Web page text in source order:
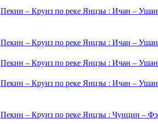
Пекин – Круиз по реке Янцзы : Ичан –
Пекин – Круиз по реке Янцзы : Ичан –
Пекин – Круиз по реке Янцзы : Ичан –
Пекин – Круиз по реке Янцзы : Ичан –
Пекин – Круиз по реке Янцзы : Чунцин –